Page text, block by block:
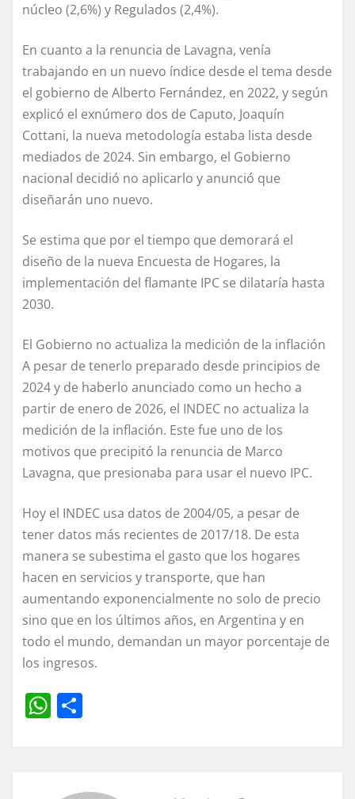
núcleo (2,6%) y Regulados (2,4%).
En cuanto a la renuncia de Lavagna, venía
trabajando en un nuevo índice desde el tema desde
el gobierno de Alberto Fernández, en 2022, y según
explicó el exnúmero dos de Caputo, Joaquín
Cottani, la nueva metodología estaba lista desde
mediados de 2024. Sin embargo, el Gobierno
nacional decidió no aplicarlo y anunció que
diseñarán uno nuevo.
Se estima que por el tiempo que demorará el
diseño de la nueva Encuesta de Hogares, la
implementación del flamante IPC se dilataría hasta
2030.
El Gobierno no actualiza la medición de la inflación
A pesar de tenerlo preparado desde principios de
2024 y de haberlo anunciado como un hecho a
partir de enero de 2026, el INDEC no actualiza la
medición de la inflación. Este fue uno de los
motivos que precipitó la renuncia de Marco
Lavagna, que presionaba para usar el nuevo IPC.
Hoy el INDEC usa datos de 2004/05, a pesar de
tener datos más recientes de 2017/18. De esta
manera se subestima el gasto que los hogares
hacen en servicios y transporte, que han
aumentando exponencialmente no solo de precio
sino que en los últimos años, en Argentina y en
todo el mundo, demandan un mayor porcentaje de
los ingresos.
W